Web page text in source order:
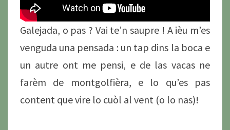
Galejada, o pas ? Vai te’n saupre ! A ièu m’es
venguda una pensada : un tap dins la boca e
un autre ont me pensi, e de las vacas ne
farèm de montgolfièra, e lo qu’es pas
content que vire lo cuòl al vent (o lo nas)!